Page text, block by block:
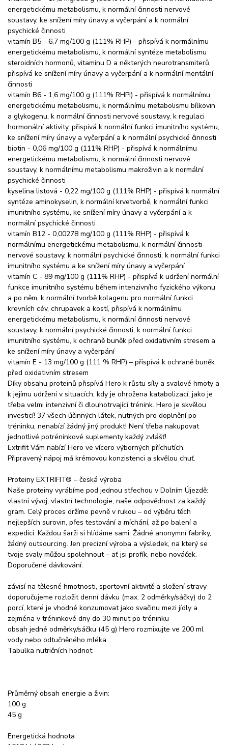
energetickému metabolismu, k normální činnosti nervové
soustavy, ke snížení míry únavy a vyčerpání a k normální
psychické činnosti
vitamín B5 - 6,7 mg/100 g (111% RHP) - přispívá k normálnímu
energetickému metabolismu, k normální syntéze metabolismu
steroidních hormonů, vitaminu D a některých neurotransmiterů,
přispívá ke snížení míry únavy a vyčerpání a k normální mentální
činnosti
vitamín B6 - 1,6 mg/100 g (111% RHPI) - přispívá k normálnímu
energetickému metabolismu, k normálnímu metabolismu bílkovin
a glykogenu, k normální činnosti nervové soustavy, k regulaci
hormonální aktivity, přispívá k normální funkci imunitního systému,
ke snížení míry únavy a vyčerpání a k normální psychické činnosti
biotin - 0,06 mg/100 g (111% RHP) - přispívá k normálnímu
energetickému metabolismu, k normální činnosti nervové
soustavy, k normálnímu metabolismu makroživin a k normální
psychické činnosti
kyselina listová - 0,22 mg/100 g (111% RHP) - přispívá k normální
syntéze aminokyselin, k normální krvetvorbě, k normální funkci
imunitního systému, ke snížení míry únavy a vyčerpání a k
normální psychické činnosti
vitamín B12 - 0,00278 mg/100 g (111% RHP) - přispívá k
normálnímu energetickému metabolismu, k normální činnosti
nervové soustavy, k normální psychické činnosti, k normální funkci
imunitního systému a ke snížení míry únavy a vyčerpání
vitamín C - 89 mg/100 g (111% RHP) - přispívá k udržení normální
funkce imunitního systému během intenzivního fyzického výkonu
a po něm, k normální tvorbě kolagenu pro normální funkci
krevních cév, chrupavek a kostí, přispívá k normálnímu
energetickému metabolismu, k normální činnosti nervové
soustavy, k normální psychické činnosti, k normální funkci
imunitního systému, k ochraně buněk před oxidativním stresem a
ke snížení míry únavy a vyčerpání
vitamín E - 13 mg/100 g (111 % RHP) – přispívá k ochraně buněk
před oxidativním stresem
Díky obsahu proteinů přispívá Hero k růstu síly a svalové hmoty a
k jejímu udržení v situacích, kdy je ohrožena katabolizací, jako je
třeba velmi intenzivní či dlouhotrvající trénink. Hero je skvělou
investicí! 37 všech účinných látek, nutných pro doplnění po
tréninku, nenabízí žádný jiný produkt! Není třeba nakupovat
jednotlivé potréninkové suplementy každý zvlášť!
Extrifit Vám nabízí Hero ve vícero výborných příchutích.
Připravený nápoj má krémovou konzistenci a skvělou chuť.
Proteiny EXTRIFIT® – česká výroba
Naše proteiny vyrábíme pod jednou střechou v Dolním Újezdě:
vlastní vývoj, vlastní technologie, naše odpovědnost za každý
gram. Celý proces držíme pevně v rukou – od výběru těch
nejlepších surovin, přes testování a míchání, až po balení a
expedici. Každou šarži si hlídáme sami. Žádné anonymní fabriky,
žádný outsourcing. Jen precizní výroba a výsledek, na který se
tvoje svaly můžou spolehnout – ať jsi profík, nebo nováček.
Doporučené dávkování:
závisí na tělesné hmotnosti, sportovní aktivitě a složení stravy
doporučujeme rozložit denní dávku (max. 2 odměrky/sáčky) do 2
porcí, které je vhodné konzumovat jako svačinu mezi jídly a
zejména v tréninkové dny do 30 minut po tréninku
obsah jedné odměrky/sáčku (45 g) Hero rozmixujte ve 200 ml
vody nebo odtučněného mléka
Tabulka nutričních hodnot:
Průměrný obsah energie a živin:
100 g
45 g
Energetická hodnota